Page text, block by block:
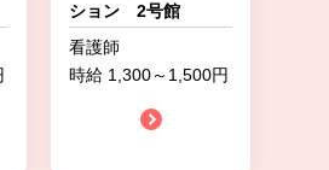
ション 2号館
看護師
時給 1,300～1,500円